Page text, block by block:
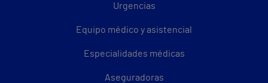
Urgencias
Equipo médico y asistencial
Especialidades médicas
Aseguradoras